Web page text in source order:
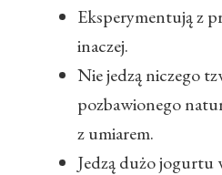
Eksperymentują z
inaczej.
Nie jedzą niczego
pozbawionego
z umiarem.
Jedzą dużo jogurtu